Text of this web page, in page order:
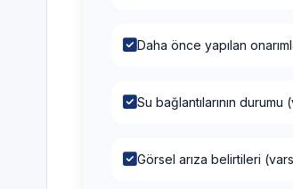
Daha önce yapılan
Su bağlantılarının durumu
Görsel arıza belirtileri